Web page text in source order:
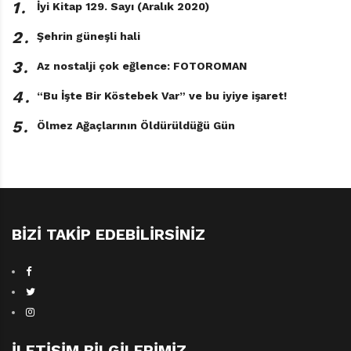
söylüyor. Keşke bilimsellik iddiasındaki bu kitap iki
yaşam şeklini karşı karşıya getirirken objektifliğini
zedelemeseydi. Sürdürülebilir bir dünya için yerel
avokado, Hindistan cevizi sütü gibi sık önerdiği gıdaların
bize ne pahasına ulaştığına yer vererek de daha ikna
1․ İyi Kitap 129. Sayı (Aralık 2020)
2․ Şehrin güneşli hali
3․ Az nostalji çok eğlence: FOTOROMAN
4․ “Bu İşte Bir Köstebek Var” ve bu iyiye işaret!
5․ Ölmez Ağaçlarının Öldürüldüğü Gün
BIZI TAKIP EDEBILIRSINIZ